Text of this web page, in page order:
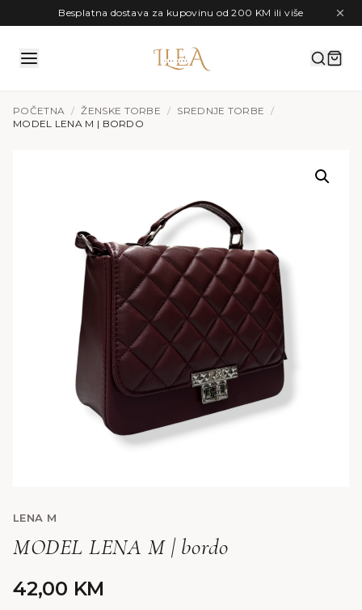
Preskoči na sadržajBesplatna dostava za kupovinu od 200 KM ili više
POČETNA / ŽENSKE TORBE / SREDNJE TORBE
/
MODEL LENA M | BORDO
LENA M
MODEL LENA M | bordo
42,00 KM